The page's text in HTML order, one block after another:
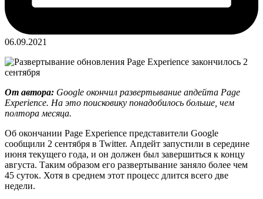
06.09.2021
От автора: Google окончил развертывание апдейта Page
Experience. На это поисковику понадобилось больше, чем
полтора месяца.
Об окончании Page Experience представители Google
сообщили 2 сентября в Twitter. Апдейт запустили в середине
июня текущего года, и он должен был завершиться к концу
августа. Таким образом его развертывание заняло более чем
45 суток. Хотя в среднем этот процесс длится всего две
недели.